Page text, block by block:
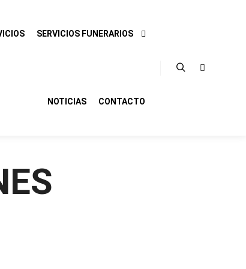
SERVICIOS FUNERARIOS
NOTICIAS CONTACTO